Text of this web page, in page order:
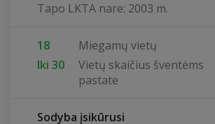
Tapo LKTA nare: 2003 m.
18
Miegamų vietų
Iki 30
Vietų skaičius šventėms
pastate
Sodyba įsikūrusi